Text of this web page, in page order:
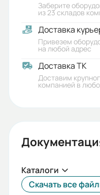
Заберите
из 23 складов
Доставка
Привезем
на любой адрес
Доставка ТК
Доставим
компанией в
Каталоги
Скачать все